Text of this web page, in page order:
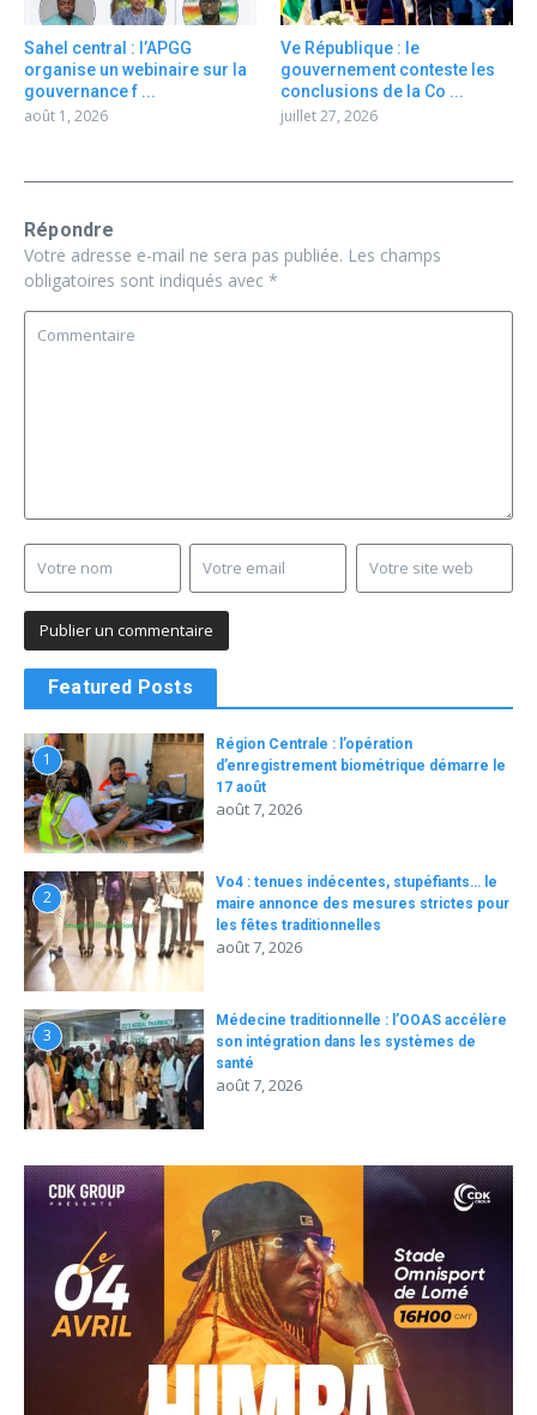
Sahel central : l’APGG
organise un webinaire sur la
gouvernance f ...
août 1, 2026
Ve République : le
gouvernement conteste les
conclusions de la Co ...
juillet 27, 2026
Répondre
Votre adresse e-mail ne sera pas publiée. Les champs
obligatoires sont indiqués avec *
Featured Posts
1
Région Centrale : l’opération
d’enregistrement biométrique démarre le
17 août
août 7, 2026
2
Vo4 : tenues indécentes, stupéfiants… le
maire annonce des mesures strictes pour
les fêtes traditionnelles
août 7, 2026
3
Médecine traditionnelle : l’OOAS accélère
son intégration dans les systèmes de
santé
août 7, 2026